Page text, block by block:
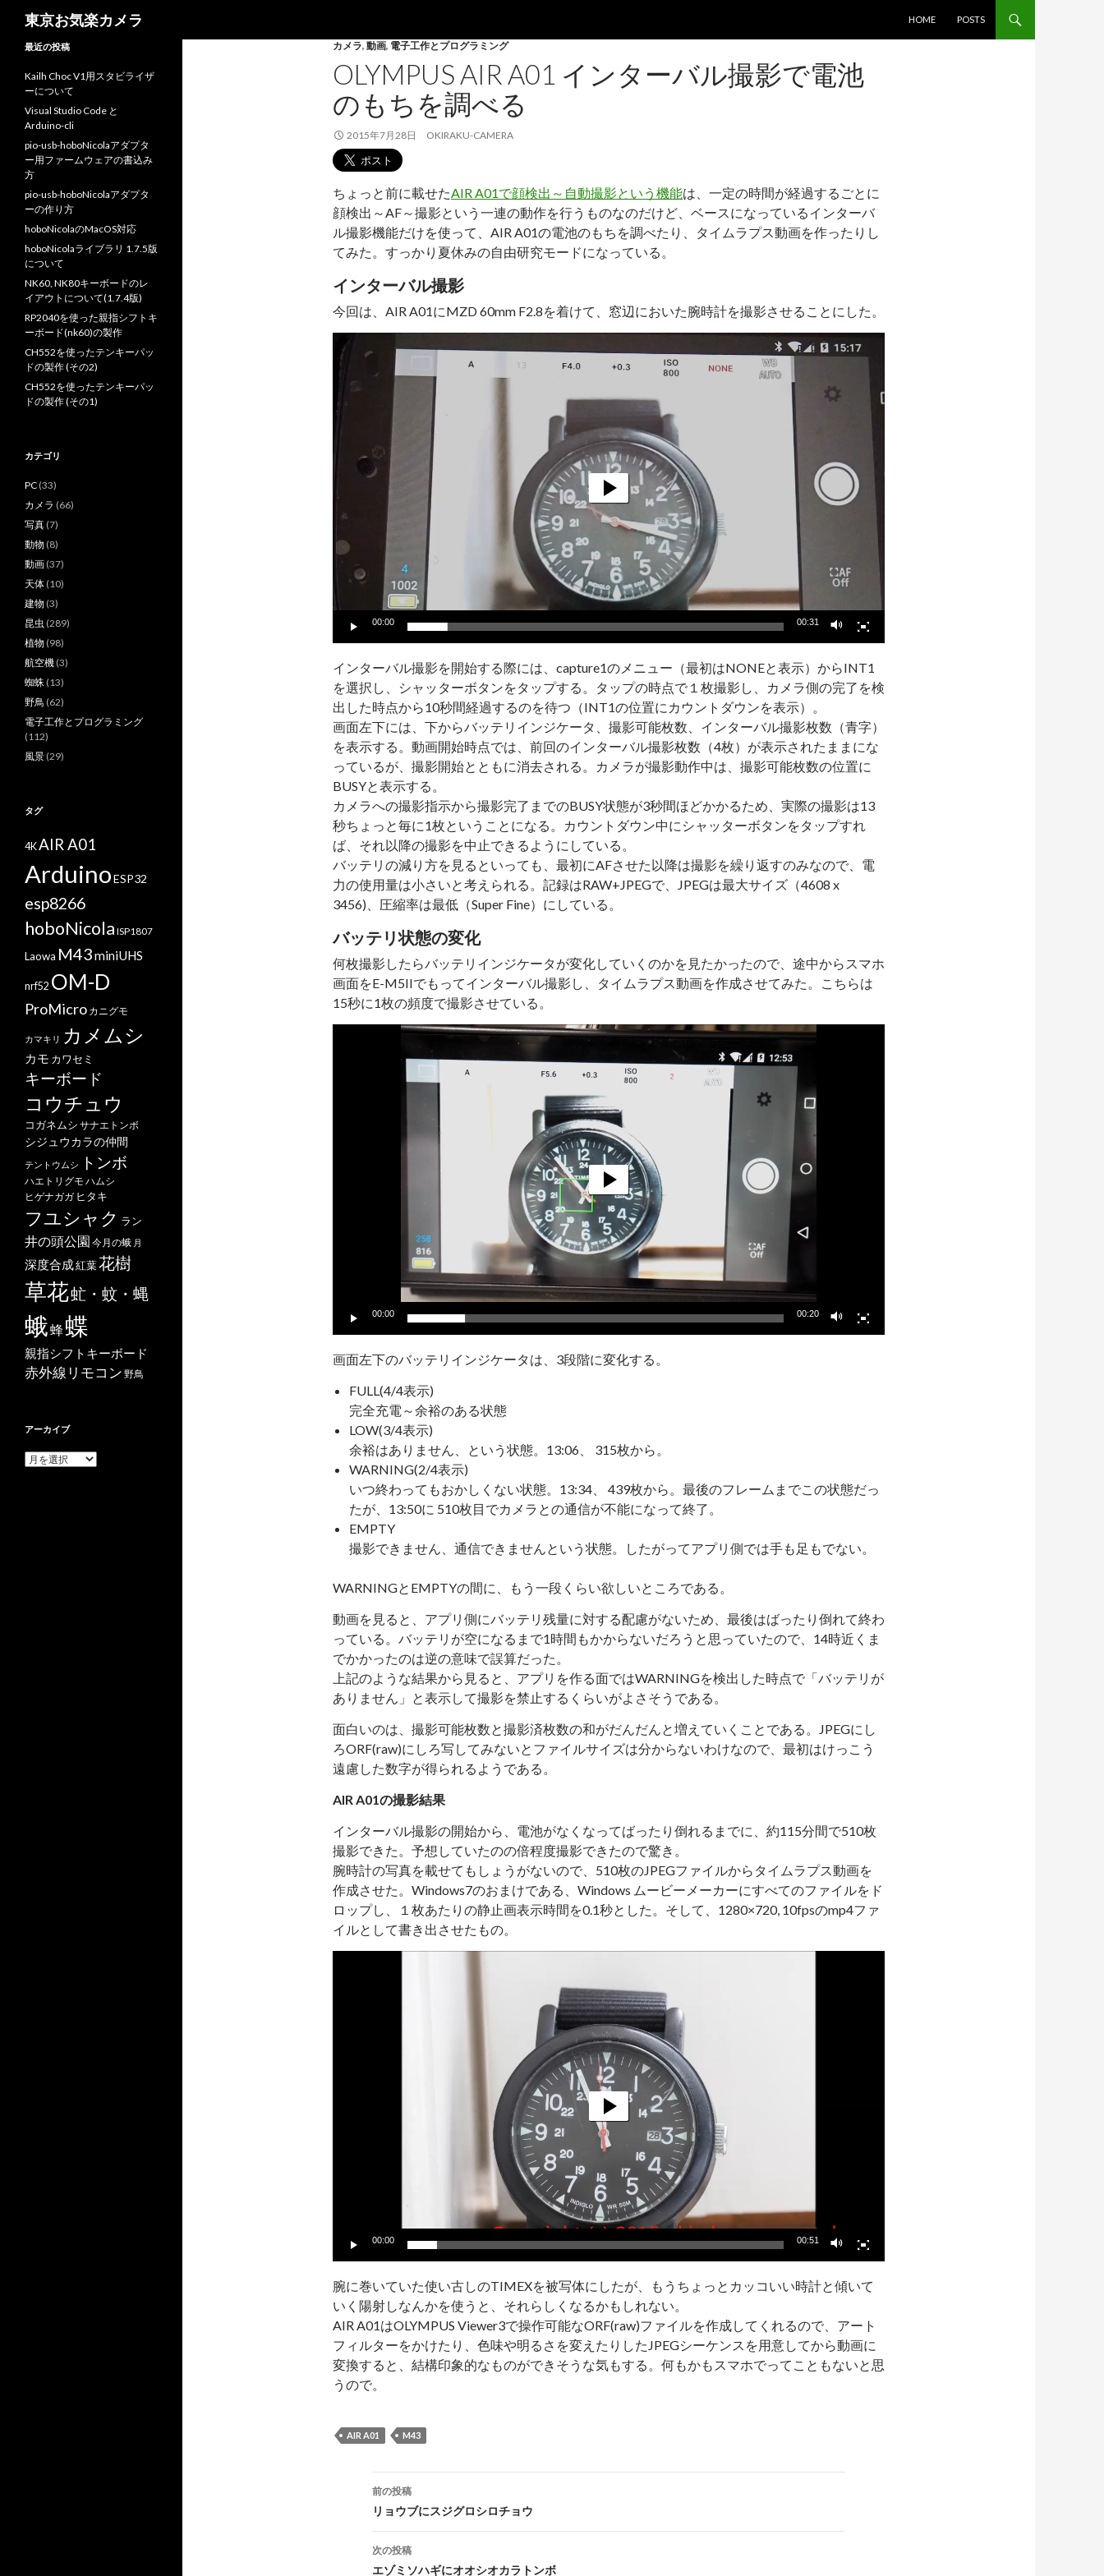
東京お気楽カメラ
HOME
POSTS
カメラ, 動画, 電子工作とプログラミング
OLYMPUS AIR A01 インターバル撮影で電池
のもちを調べる
2015年7月28日 OKIRAKU-CAMERA
ちょっと前に載せたAIR A01で顔検出～自動撮影という機能は、一定の時間が経過するごとに
顔検出～AF～撮影という一連の動作を行うものなのだけど、ベースになっているインターバ
ル撮影機能だけを使って、AIR A01の電池のもちを調べたり、タイムラプス動画を作ったりし
てみた。すっかり夏休みの自由研究モードになっている。
インターバル撮影
今回は、AIR A01にMZD 60mm F2.8を着けて、窓辺においた腕時計を撮影させることにした。
画
レ
ヤ
00:00 00:31
インターバル撮影を開始する際には、capture1のメニュー（最初はNONEと表示）からINT1
を選択し、シャッターボタンをタップする。タップの時点で１枚撮影し、カメラ側の完了を検
出した時点から10秒間経過するのを待つ（INT1の位置にカウントダウンを表示）。
画面左下には、下からバッテリインジケータ、撮影可能枚数、インターバル撮影枚数（青字）
を表示する。動画開始時点では、前回のインターバル撮影枚数（4枚）が表示されたままにな
っているが、撮影開始とともに消去される。カメラが撮影動作中は、撮影可能枚数の位置に
BUSYと表示する。
カメラへの撮影指示から撮影完了までのBUSY状態が3秒間ほどかかるため、実際の撮影は13
秒ちょっと毎に1枚ということになる。カウントダウン中にシャッターボタンをタップすれ
ば、それ以降の撮影を中止できるようにしている。
バッテリの減り方を見るといっても、最初にAFさせた以降は撮影を繰り返すのみなので、電
力の使用量は小さいと考えられる。記録はRAW+JPEGで、JPEGは最大サイズ（4608 x
3456)、圧縮率は最低（Super Fine）にしている。
バッテリ状態の変化
何枚撮影したらバッテリインジケータが変化していくのかを見たかったので、途中からスマホ
画面をE-M5IIでもってインターバル撮影し、タイムラプス動画を作成させてみた。こちらは
15秒に1枚の頻度で撮影させている。
00:00 00:20
画面左下のバッテリインジケータは、3段階に変化する。
FULL(4/4表示)
完全充電～余裕のある状態
LOW(3/4表示)
余裕はありません、という状態。13:06、 315枚から。
WARNING(2/4表示)
いつ終わってもおかしくない状態。13:34、 439枚から。最後のフレームまでこの状態だっ
たが、13:50に 510枚目でカメラとの通信が不能になって終了。
EMPTY
撮影できません、通信できませんという状態。したがってアプリ側では手も足もでない。
WARNINGとEMPTYの間に、もう一段くらい欲しいところである。
動画を見ると、アプリ側にバッテリ残量に対する配慮がないため、最後はばったり倒れて終わ
っている。バッテリが空になるまで1時間もかからないだろうと思っていたので、14時近くま
でかかったのは逆の意味で誤算だった。
上記のような結果から見ると、アプリを作る面ではWARNINGを検出した時点で「バッテリが
ありません」と表示して撮影を禁止するくらいがよさそうである。
面白いのは、撮影可能枚数と撮影済枚数の和がだんだんと増えていくことである。JPEGにし
ろORF(raw)にしろ写してみないとファイルサイズは分からないわけなので、最初はけっこう
遠慮した数字が得られるようである。
AIR A01の撮影結果
インターバル撮影の開始から、電池がなくなってばったり倒れるまでに、約115分間で510枚
撮影できた。予想していたのの倍程度撮影できたので驚き。
腕時計の写真を載せてもしょうがないので、510枚のJPEGファイルからタイムラプス動画を
作成させた。Windows7のおまけである、Windows ムービーメーカーにすべてのファイルをド
ロップし、１枚あたりの静止画表示時間を0.1秒とした。そして、1280×720, 10fpsのmp4ファ
イルとして書き出させたもの。
00:00 00:51
腕に巻いていた使い古しのTIMEXを被写体にしたが、もうちょっとカッコいい時計と傾いて
いく陽射しなんかを使うと、それらしくなるかもしれない。
AIR A01はOLYMPUS Viewer3で操作可能なORF(raw)ファイルを作成してくれるので、アート
フィルターをかけたり、色味や明るさを変えたりしたJPEGシーケンスを用意してから動画に
変換すると、結構印象的なものができそうな気もする。何もかもスマホでってこともないと思
うので。
AIR A01 M43
投
稿
ナ
前の投稿
リョウブにスジグロシロチョウ
次の投稿
エゾミソハギにオオシオカラトンボ
最近の投稿
Kailh Choc V1用スタビライザ
ーについて
Visual Studio Code と
Arduino-cli
pio-usb-hoboNicolaアダプタ
ー用ファームウェアの書込み
方
pio-usb-hoboNicolaアダプタ
ーの作り方
hoboNicolaのMacOS対応
hoboNicolaライブラリ 1.7.5版
について
NK60, NK80キーボードのレ
イアウトについて(1.7.4版)
RP2040を使った親指シフトキ
ーボード(nk60)の製作
CH552を使ったテンキーパッ
ドの製作 (その2)
CH552を使ったテンキーパッ
ドの製作 (その1)
カテゴリ
PC (33)
カメラ (66)
写真 (7)
動物 (8)
動画 (37)
天体 (10)
建物 (3)
昆虫 (289)
植物 (98)
航空機 (3)
蜘蛛 (13)
野鳥 (62)
電子工作とプログラミング
(112)
風景 (29)
タグ
4KAIR A01
ArduinoESP32
esp8266
hoboNicola ISP1807
Laowa M43miniUHS
nrf52 OM-D
ProMicro カニグモ
カマキリ カメムシ
カモ カワセミ
キーボード
コウチュウ
コガネムシ サナエトンボ
シジュウカラの仲間
テントウムシ トンボ
ハエトリグモ ハムシ
ヒゲナガガ ヒタキ
フユシャク ラン
井の頭公園 今月の蛾 月
深度合成紅葉花樹
草花虻・蚊・蝿
蛾蜂蝶
親指シフトキーボード
赤外線リモコン 野鳥
アーカイブ
ア